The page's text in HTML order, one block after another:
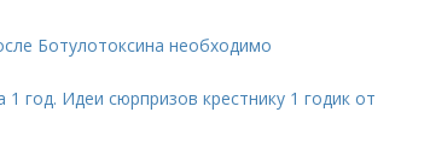
Ботулотоксина необходимо
год. Идеи сюрпризов крестнику 1 годик от